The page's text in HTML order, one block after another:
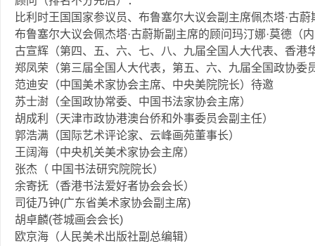
比利时王国国家参议员、布鲁塞尔大议会副主席佩杰塔·古
布鲁塞尔大议会佩杰塔·古蔚斯副主席的顾问玛汀娜·莫德（
古宣辉（第四、五、六、七、八、九届全国人大代表、香港
郑凤荣（第三届全国人大代表，第五、六、九届全国政协委
范迪安（中国美术家协会主席、中央美院院长）待邀
苏士澍（全国政协常委、中国书法家协会主席）
胡成利（天津市政协港澳台侨和外事委员会副主任）
郭浩满（国际艺术评论家、云峰画苑董事长）
王阔海（中央机关美术家协会主席）
张杰（ 中国书法研究院院长）
余寄抚（香港书法爱好者协会会长）
司徒乃钟(广东省美术家协会副主席)
胡卓麟(苍城画会会长)
欧京海（人民美术出版社副总编辑）